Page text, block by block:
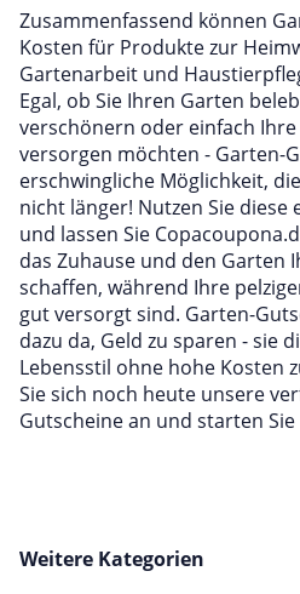
Zusammenfassend können
Kosten für Produkte zur
Gartenarbeit und
Egal, ob Sie Ihren Garten
verschönern oder einfach
versorgen möchten - Garten-
erschwingliche Möglichkeit,
nicht länger! Nutzen Sie
und lassen Sie
das Zuhause und den Garten
schaffen, während Ihre
gut versorgt sind. Garten-
dazu da, Geld zu sparen - sie
Lebensstil ohne hohe Kosten
Sie sich noch heute unsere
Gutscheine an und starten
Weitere Kategorien